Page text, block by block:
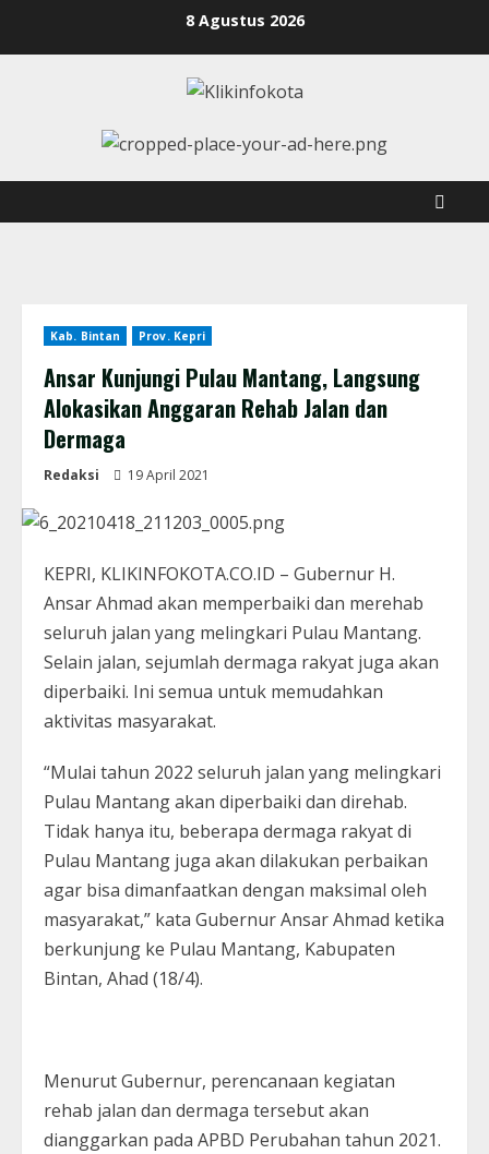
8 Agustus 2026
Kab. Bintan Prov. Kepri
Ansar Kunjungi Pulau Mantang, Langsung
Alokasikan Anggaran Rehab Jalan dan
Dermaga
Redaksi 19 April 2021
KEPRI, KLIKINFOKOTA.CO.ID – Gubernur H.
Ansar Ahmad akan memperbaiki dan merehab
seluruh jalan yang melingkari Pulau Mantang.
Selain jalan, sejumlah dermaga rakyat juga akan
diperbaiki. Ini semua untuk memudahkan
aktivitas masyarakat.
“Mulai tahun 2022 seluruh jalan yang melingkari
Pulau Mantang akan diperbaiki dan direhab.
Tidak hanya itu, beberapa dermaga rakyat di
Pulau Mantang juga akan dilakukan perbaikan
agar bisa dimanfaatkan dengan maksimal oleh
masyarakat,” kata Gubernur Ansar Ahmad ketika
berkunjung ke Pulau Mantang, Kabupaten
Bintan, Ahad (18/4).
Menurut Gubernur, perencanaan kegiatan
rehab jalan dan dermaga tersebut akan
dianggarkan pada APBD Perubahan tahun 2021.